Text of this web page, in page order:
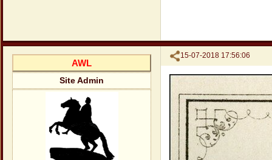
Поделиться
15-07-2018 17:56:06
AWL
Site Admin